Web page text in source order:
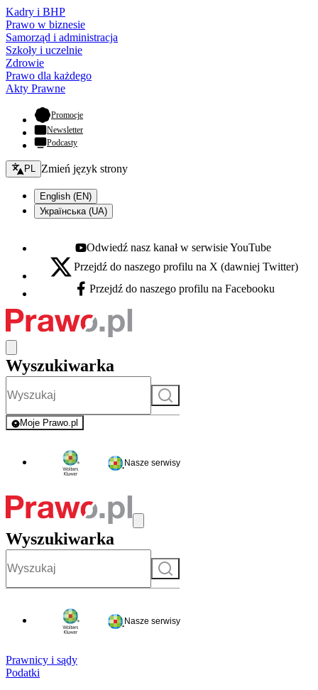
Kadry i BHP
Prawo w biznesie
Samorząd i administracja
Szkoły i uczelnie
Zdrowie
Prawo dla każdego
Akty Prawne
Promocje- otwiera się w nowej karcie
Newsletter
Podcasty
Zmień język - bieżący:
PL Zmień język strony
English (EN)
Українська (UA)
Youtube - otwiera się w nowej karcie
Odwiedź nasz kanał w serwisie YouTube
X - otwiera się w nowej karcie
Przejdź do naszego profilu na X (dawniej Twitter)
Facebook - otwiera się w nowej karcie
Przejdź do naszego profilu na Facebooku
Wyszukiwarka
Szukaj
Moje Prawo.pl
- rejestracja i logowanie do serwisu
Nasze serwisy
Wyszukiwarka
Szukaj
Nasze serwisy
Prawnicy i sądy
Podatki